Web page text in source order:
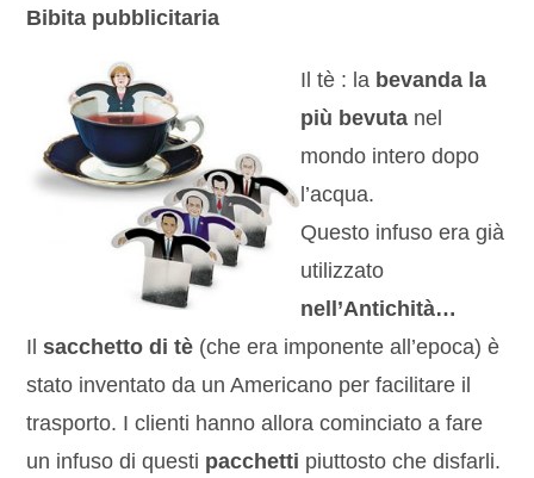
Bibita pubblicitaria
Il tè : la bevanda la
più bevuta nel
mondo intero dopo
l’acqua.
Questo infuso era già
utilizzato
nell’Antichità…
Ilsacchetto di tè (che era imponente all’epoca) è
stato inventato da un Americano per facilitare il
trasporto. I clienti hanno allora cominciato a fare
un infuso di questi pacchetti piuttosto che disfarli.